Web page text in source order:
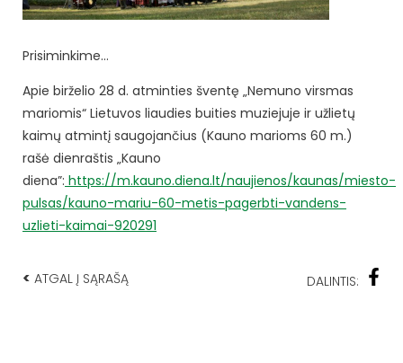
Prisiminkime…
Apie birželio 28 d. atminties šventę „Nemuno virsmas
mariomis“ Lietuvos liaudies buities muziejuje ir užlietų
kaimų atmintį saugojančius (Kauno marioms 60 m.)
rašė dienraštis „Kauno
diena”: https://m.kauno.diena.lt/naujienos/kaunas/miesto-
pulsas/kauno-mariu-60-metis-pagerbti-vandens-
uzlieti-kaimai-920291
< ATGAL Į SĄRAŠĄ DALINTIS: